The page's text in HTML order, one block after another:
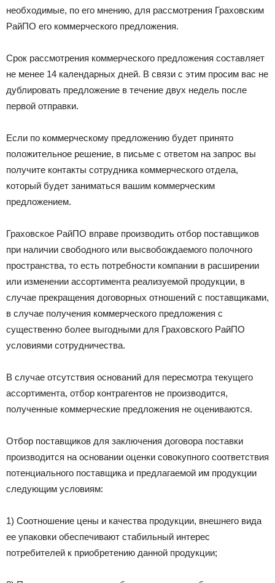
необходимые, по его мнению, для рассмотрения Граховским
РайПО его коммерческого предложения.
Срок рассмотрения коммерческого предложения составляет
не менее 14 календарных дней. В связи с этим просим вас не
дублировать предложение в течение двух недель после
первой отправки.
Если по коммерческому предложению будет принято
положительное решение, в письме с ответом на запрос вы
получите контакты сотрудника коммерческого отдела,
который будет заниматься вашим коммерческим
предложением.
Граховское РайПО вправе производить отбор поставщиков
при наличии свободного или высвобождаемого полочного
пространства, то есть потребности компании в расширении
или изменении ассортимента реализуемой продукции, в
случае прекращения договорных отношений с поставщиками,
в случае получения коммерческого предложения с
существенно более выгодными для Граховского РайПО
условиями сотрудничества.
В случае отсутствия оснований для пересмотра текущего
ассортимента, отбор контрагентов не производится,
полученные коммерческие предложения не оцениваются.
Отбор поставщиков для заключения договора поставки
производится на основании оценки совокупного соответствия
потенциального поставщика и предлагаемой им продукции
следующим условиям:
1) Соотношение цены и качества продукции, внешнего вида
ее упаковки обеспечивают стабильный интерес
потребителей к приобретению данной продукции;